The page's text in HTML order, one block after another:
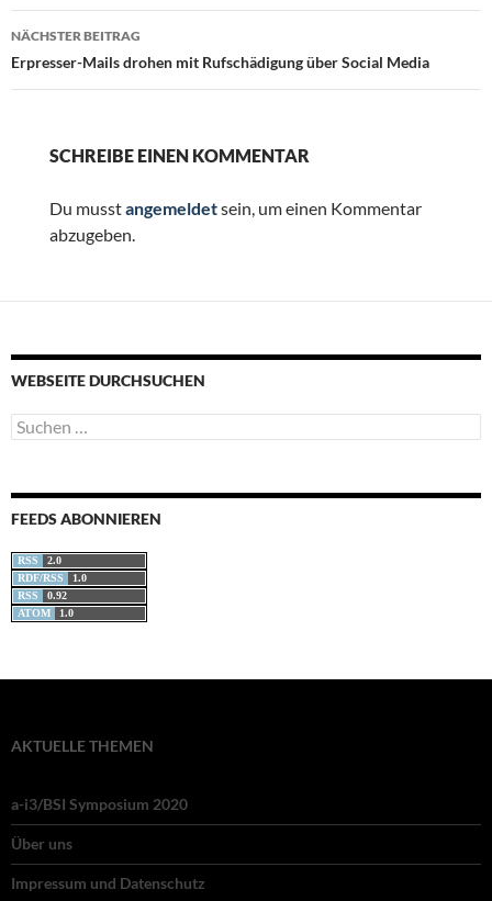
NÄCHSTER BEITRAG
Erpresser-Mails drohen mit Rufschädigung über Social Media
SCHREIBE EINEN KOMMENTAR
Du musstangemeldetsein, um einen Kommentar
abzugeben.
WEBSEITE DURCHSUCHEN
Suchen
nach:
FEEDS ABONNIEREN
RSS
2.0
RDF/RSS
1.0
RSS
0.92
ATOM
1.0
AKTUELLE THEMEN
a-i3/BSI Symposium 2020
Über uns
Impressum und Datenschutz